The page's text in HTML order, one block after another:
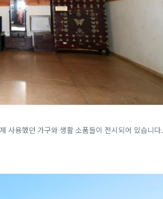
사용했던 가구와 생활 소품들이 전시되어 있습니다.